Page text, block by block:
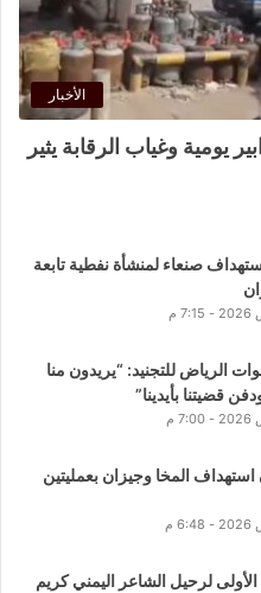
الأخبار
وغياب الرقابة يثير
صنعاء لمنشأة نفطية تابعة
الرياض للتجنيد: “يريدون منا
قضيتنا بأيدينا”
استهداف المخا وجيزان بعمليتين
لرحيل الشاعر اليمني كريم